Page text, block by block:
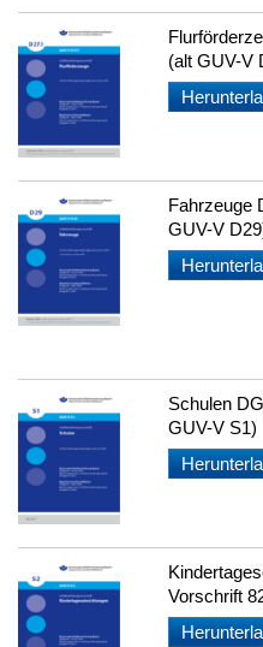
(alt GUV-V
Fahrzeuge
GUV-V
Schulen
GUV-V S1)
Vorschrift